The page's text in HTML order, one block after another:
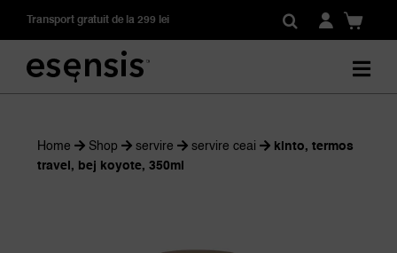
Transport gratuit de la 299 lei
Home Shop servire servire ceai
kinto, termos
travel, bej koyote, 350ml